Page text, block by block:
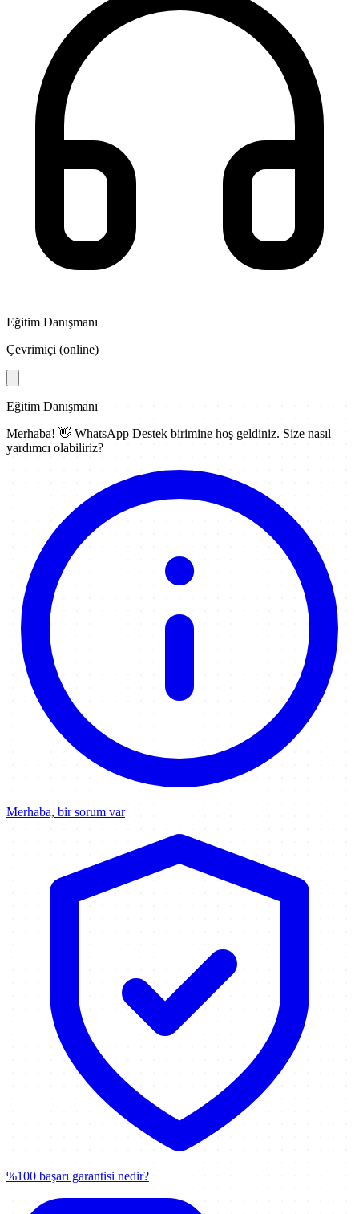
Eğitim Danışmanı
Çevrimiçi (online)
Eğitim Danışmanı
Merhaba! 👋 WhatsApp Destek birimine hoş geldiniz. Size nasıl
yardımcı olabiliriz?
Merhaba, bir sorum var
%100 başarı garantisi nedir?